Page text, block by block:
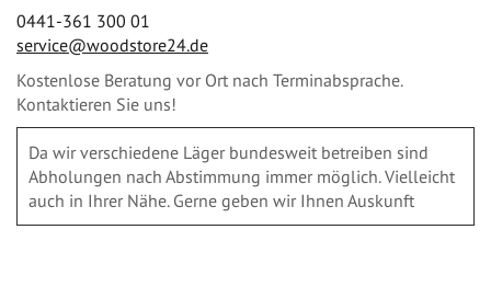
0441-361 300 01
service@woodstore24.de
Kostenlose Beratung vor Ort nach Terminabsprache.
Kontaktieren Sie uns!
Da wir verschiedene Läger bundesweit betreiben sind
Abholungen nach Abstimmung immer möglich. Vielleicht
auch in Ihrer Nähe. Gerne geben wir Ihnen Auskunft